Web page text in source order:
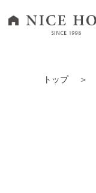
トップ ＞